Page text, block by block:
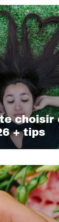
choisir
+ tips